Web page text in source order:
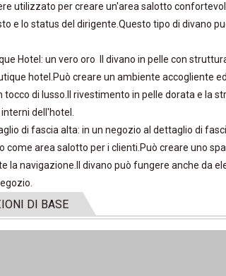
utilizzato per creare un'area salotto
e lo status del dirigente.Questo tipo di divano
Hotel: un vero oro Il divano in pelle con
hotel.Può creare un ambiente accogliente
tocco di lusso.Il rivestimento in pelle dorata e la
dell'hotel.
di fascia alta: in un negozio al dettaglio di
come area salotto per i clienti.Può creare uno
la navigazione.Il divano può fungere anche da
DI BASE